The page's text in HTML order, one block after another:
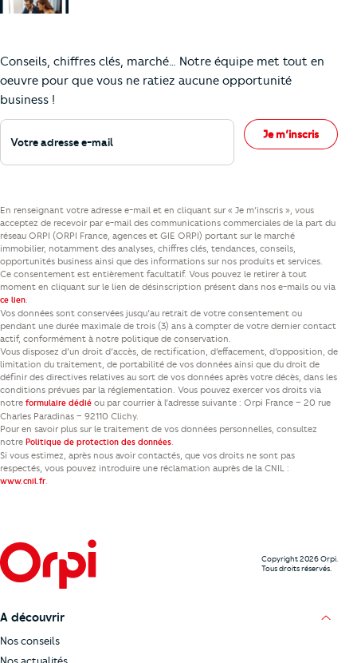
Conseils, chiffres clés, marché… Notre équipe met tout en
oeuvre pour que vous ne ratiez aucune opportunité
business !
Votre adresse e-mail
Je m’inscris
En renseignant votre adresse e-mail et en cliquant sur « Je m’inscris », vous
acceptez de recevoir par e-mail des communications commerciales de la part du
réseau ORPI (ORPI France, agences et GIE ORPI) portant sur le marché
immobilier, notamment des analyses, chiffres clés, tendances, conseils,
opportunités business ainsi que des informations sur nos produits et services.
Ce consentement est entièrement facultatif. Vous pouvez le retirer à tout
moment en cliquant sur le lien de désinscription présent dans nos e-mails ou via
ce lien.
Vos données sont conservées jusqu’au retrait de votre consentement ou
pendant une durée maximale de trois (3) ans à compter de votre dernier contact
actif, conformément à notre politique de conservation.
Vous disposez d’un droit d’accès, de rectification, d’effacement, d’opposition, de
limitation du traitement, de portabilité de vos données ainsi que du droit de
définir des directives relatives au sort de vos données après votre décès, dans les
conditions prévues par la réglementation. Vous pouvez exercer vos droits via
notre formulaire dédié ou par courrier à l’adresse suivante : Orpi France – 20 rue
Charles Paradinas – 92110 Clichy.
Pour en savoir plus sur le traitement de vos données personnelles, consultez
notre Politique de protection des données.
Si vous estimez, après nous avoir contactés, que vos droits ne sont pas
respectés, vous pouvez introduire une réclamation auprès de la CNIL :
www.cnil.fr.
Copyright 2026 Orpi.
Tous droits réservés.
A découvrir
Nos conseils